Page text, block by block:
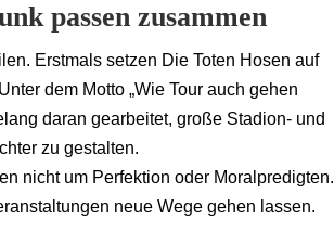
passen zusammen
Erstmals setzen Die Toten Hosen auf
dem Motto „Wie Tour auch gehen
daran gearbeitet, große Stadion- und
zu gestalten.
nicht um Perfektion oder Moralpredigten.
neue Wege gehen lassen.